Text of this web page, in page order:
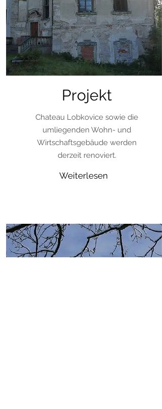
Projekt
Chateau Lobkovice sowie die
umliegenden Wohn- und
Wirtschaftsgebäude werden
derzeit renoviert.
Weiterlesen